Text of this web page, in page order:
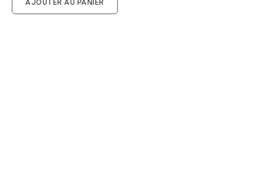
AJOUTER AU PANIER